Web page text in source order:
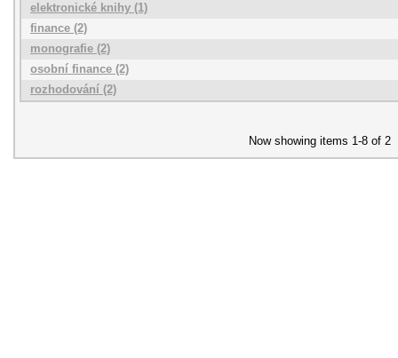
elektronické knihy (1)
finance (2)
monografie (2)
osobní finance (2)
rozhodování (2)
Now showing items 1-8 of 2